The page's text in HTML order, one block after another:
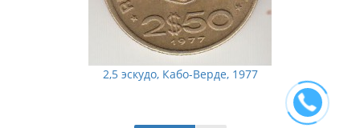
2,5 эскудо, Кабо-Верде, 1977